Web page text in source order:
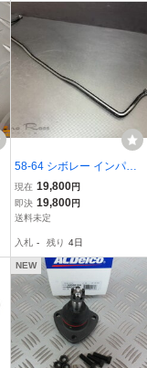
58-64 シボレー インパラ
フロント スタビライザー
純正品 オリジナル 59 60
61 62 63 1958-1964
現在 19,800円
即決 19,800円
送料未定
入札 - 残り 4日
NEW